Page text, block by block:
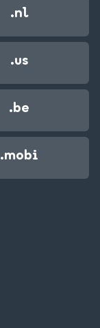
.nl
.us
.be
.mobi